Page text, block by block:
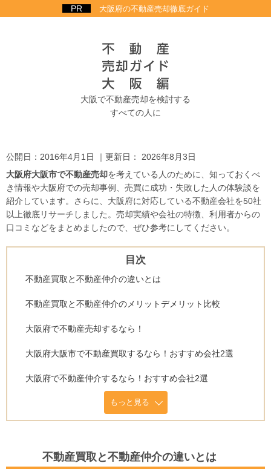
大阪府の不動産売却徹底ガイド
大阪で不動産売却を検討する
すべての人に
公開日： 2016年4月1日 ｜更新日： 2026年8月3日
大阪府大阪市で不動産売却を考えている人のために、知っておくべ
き情報や大阪府での売却事例、売買に成功・失敗した人の体験談を
紹介しています。さらに、大阪府に対応している不動産会社を50社
以上徹底リサーチしました。売却実績や会社の特徴、利用者からの
口コミなどをまとめましたので、ぜひ参考にしてください。
不動産買取と不動産仲介の違いとは
不動産買取と不動産仲介のメリットデメリット比較
大阪府で不動産売却するなら！
大阪府大阪市で不動産買取するなら！おすすめ会社2選
大阪府で不動産仲介するなら！おすすめ会社2選
もっと見る
不動産買取と不動産仲介の違いとは